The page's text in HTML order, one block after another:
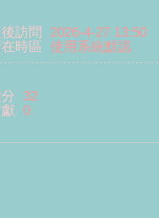
訪問 2026-4-27 13:50
時區 使用系統默認
32
0